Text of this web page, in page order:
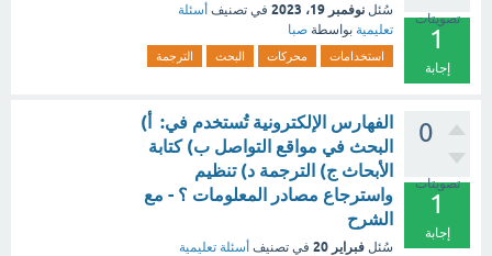
تصويتات
1
إجابة
سُئل نوفمبر 19، 2023 في تصنيف أسئلة
تعليمية بواسطة صبا
استخدامات محركات البحث الترجمة
0
تصويتات
1
إجابة
الفهارس الإلكترونية تُستخدم في: أ)
البحث في مواقع التواصل ب) كتابة
الأبحاث ج) الترجمة د) تنظيم
واسترجاع مصادر المعلومات ؟ - مع
الشرح
سُئل فبراير 20 في تصنيف أسئلة تعليمية